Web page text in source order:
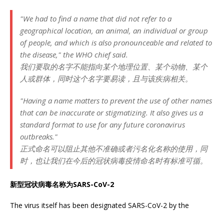
"We had to find a name that did not refer to a
geographical location, an animal, an individual or group
of people, and which is also pronounceable and related to
the disease," the WHO chief said.
我们要取的名字不能指向某个地理位置、某个动物、某个
人或群体，同时这个名字要易读，且与该疾病相关。
"Having a name matters to prevent the use of other names
that can be inaccurate or stigmatizing. It also gives us a
standard format to use for any future coronavirus
outbreaks."
正式命名可以阻止其他不准确或者污名化名称的使用，同
时，也让我们在今后的冠状病毒疫情命名时有标准可循。
新型冠状病毒名称为SARS-CoV-2
The virus itself has been designated SARS-CoV-2 by the